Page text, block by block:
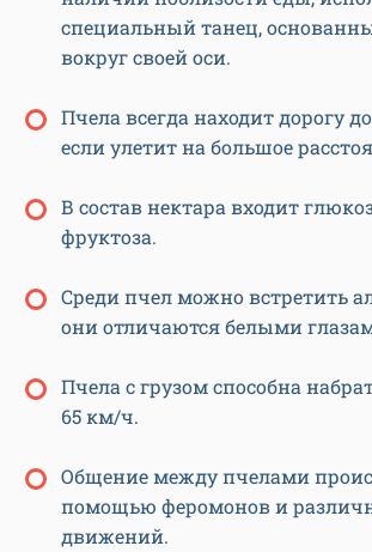
специальный танец,
вокруг своей оси.
Пчела всегда находит дорогу
если улетит на большое
В состав нектара входит
фруктоза.
Среди пчел можно встретить
они отличаются белыми
Пчела с грузом способна
65 км/ч.
Общение между пчелами
помощью феромонов и
движений.